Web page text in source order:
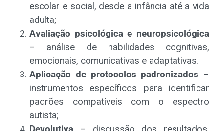
escolar e social, desde a infância até a vida
adulta;
Avaliação psicológica e neuropsicológica
– análise de habilidades cognitivas,
emocionais, comunicativas e adaptativas.
Aplicação de protocolos padronizados –
instrumentos específicos para identificar
padrões compatíveis com o espectro
autista;